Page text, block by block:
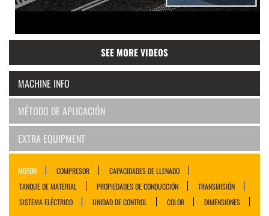
SEE MORE VIDEOS
MACHINE INFO
MÉTODO DE APLICACIÓN
EXTRA EQUIPMENT
MOTOR COMPRESOR
CAPACIDADES DE LLENADO
TANQUE DE MATERIAL
PROPIEDADES DE CONDUCCIÓN
TRANSMISIÓN
SISTEMA ELÉCTRICO
UNIDAD DE CONTROL COLOR DIMENSIONES